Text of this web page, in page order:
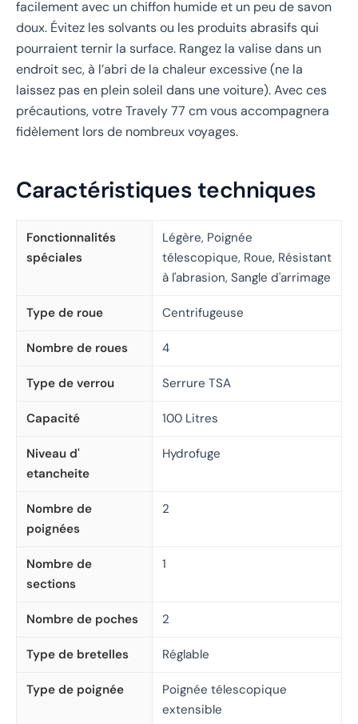
facilement avec un chiffon humide et un peu de savon
doux. Évitez les solvants ou les produits abrasifs qui
pourraient ternir la surface. Rangez la valise dans un
endroit sec, à l’abri de la chaleur excessive (ne la
laissez pas en plein soleil dans une voiture). Avec ces
précautions, votre Travely 77 cm vous accompagnera
fidèlement lors de nombreux voyages.
Caractéristiques techniques
Fonctionnalités
spéciales
Légère, Poignée
télescopique, Roue, Résistant
à l'abrasion, Sangle d'arrimage
Type de roue Centrifugeuse
Nombre de roues 4
Type de verrou Serrure TSA
Capacité 100 Litres
Niveau d'
etancheite
Hydrofuge
Nombre de
poignées
2
Nombre de
sections
1
Nombre de poches 2
Type de bretelles Réglable
Type de poignée
Poignée télescopique
extensible